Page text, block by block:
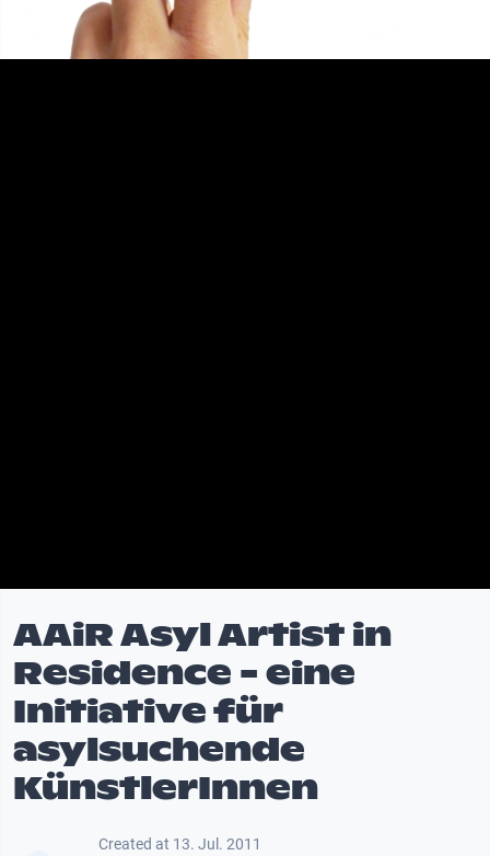
AAiR Asyl Artist in
Residence - eine
Initiative für
asylsuchende
KünstlerInnen
Created at 13. Jul. 2011